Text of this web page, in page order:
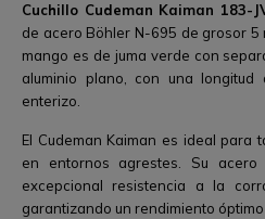
Cuchillo Cudeman Kaiman 183-
de acero Böhler N-695 de grosor 5
mango es de juma verde con
aluminio plano, con una
enterizo.
El Cudeman Kaiman es ideal para
en entornos agrestes. Su
excepcional resistencia a la
garantizando un rendimiento